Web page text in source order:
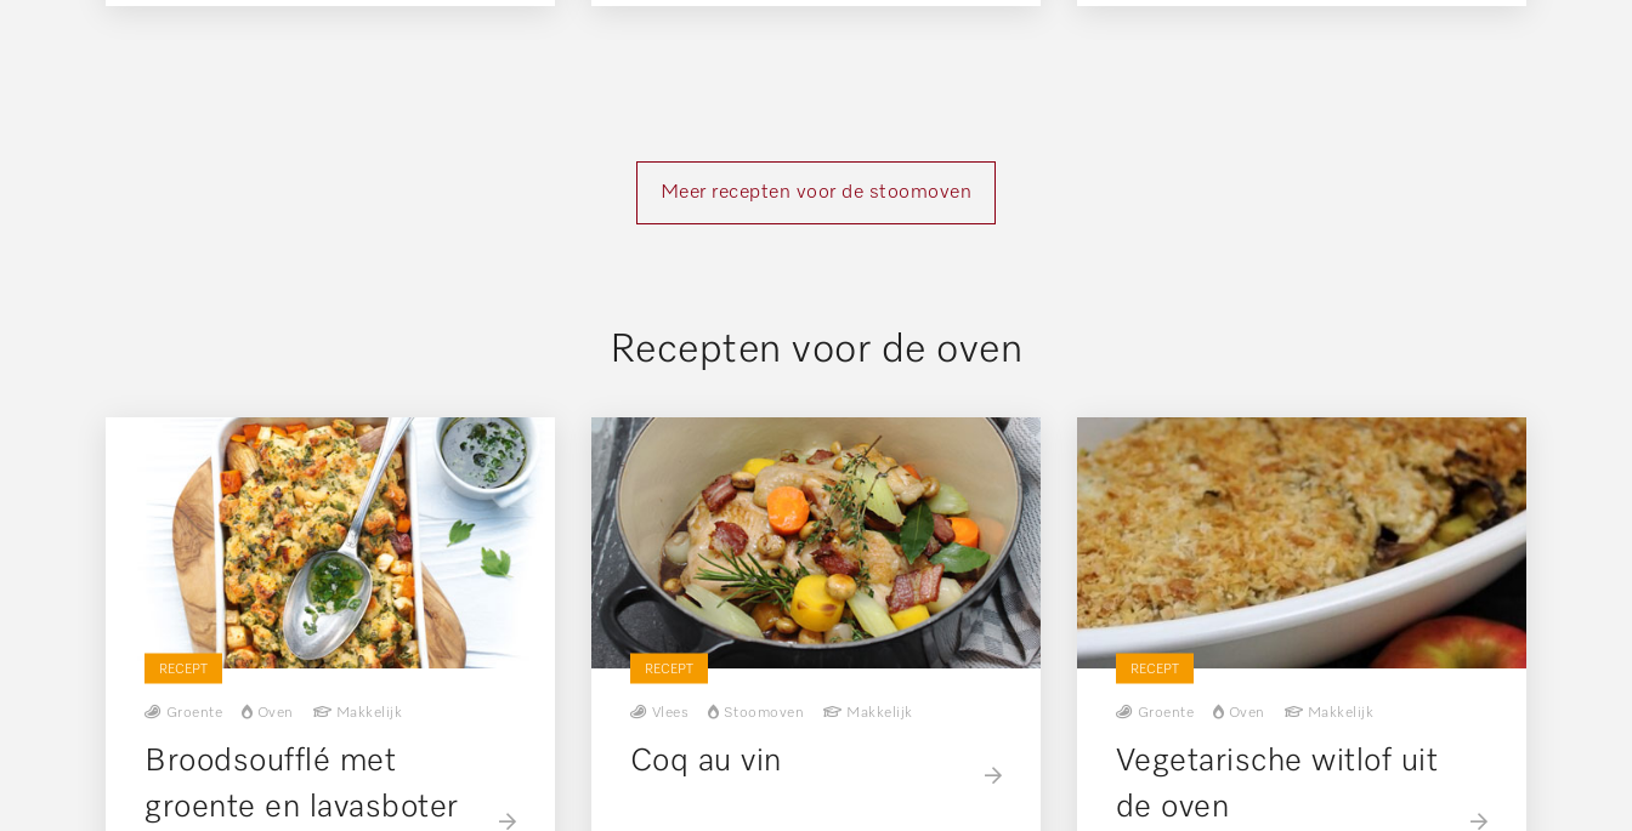
Meer recepten voor de stoomoven
Recepten voor de oven
RECEPT
Groente Oven Makkelijk
Broodsoufflé met
groente en lavasboter
RECEPT
Vlees Stoomoven Makkelijk
Coq au vin
RECEPT
Groente Oven Makkelijk
Vegetarische witlof uit
de oven